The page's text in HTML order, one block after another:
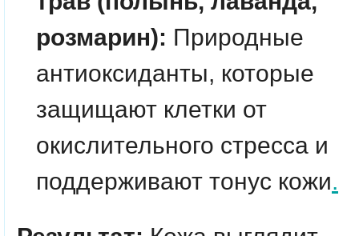
розмарин): Природные
антиоксиданты, которые
защищают клетки от
окислительного стресса и
поддерживают тонус кожи.